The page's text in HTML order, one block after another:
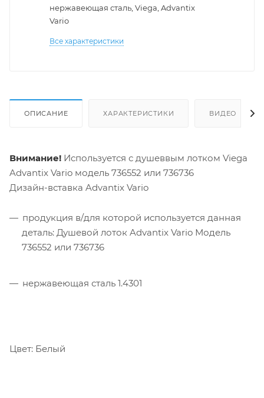
нержавеющая сталь, Viega, Advantix
Vario
Все характеристики
ОПИСАНИЕ ХАРАКТЕРИСТИКИ ВИДЕО
Внимание! Используется с душеввым лотком Viega
Advantix Vario модель 736552 или 736736
Дизайн-вставка Advantix Vario
продукция в/для которой используется данная
деталь: Душевой лоток Advantix Vario Модель
736552 или 736736
нержавеющая сталь 1.4301
Цвет: Белый